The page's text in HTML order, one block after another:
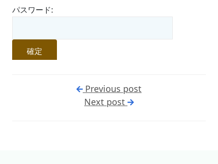
パスワード:
Previous post
Next post